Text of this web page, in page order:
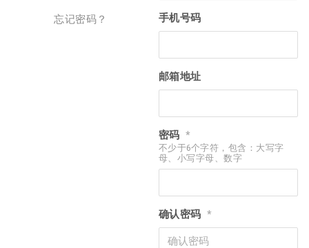
忘记密码？ 手机号码
邮箱地址
密码 *
不少于6个字符，包含：大写字
母、小写字母、数字
确认密码 *